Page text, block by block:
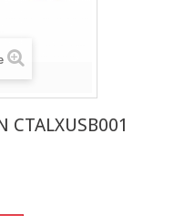
CTALXUSB001